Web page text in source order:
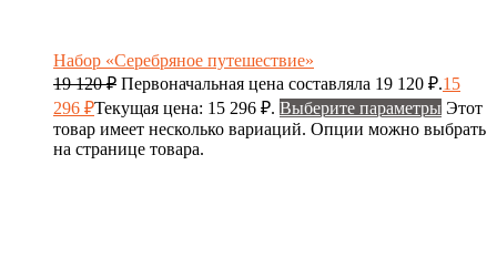
Набор «Серебряное путешествие»
19 120₽ Первоначальная цена составляла 19 120 ₽.15
296 ₽Текущая цена: 15 296 ₽. Выберите параметры Этот
товар имеет несколько вариаций. Опции можно выбрать
на странице товара.